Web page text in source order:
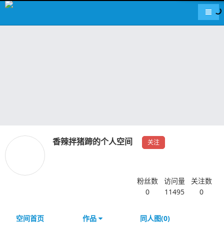
导航
香辣拌猪蹄的个人空间 关注
粉丝数
0
访问量
11495
关注数
0
空间首页 作品
同人图(0)